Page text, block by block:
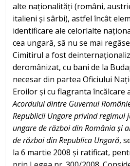
alte naționalități (români,
italieni și sârbi), astfel încât
identificare ale celorlalte
cea ungară, să nu se mai
Cimitirul a fost
deromânizat, cu bani de la
necesar din partea Oficiului
Eroilor și cu flagranta încălcare
Acordului dintre Guvernul Româ
Republicii Ungare privind
ungare de război din Româniași
de război din Republica Ungară,
la 6 martie 2008 și ratificat,